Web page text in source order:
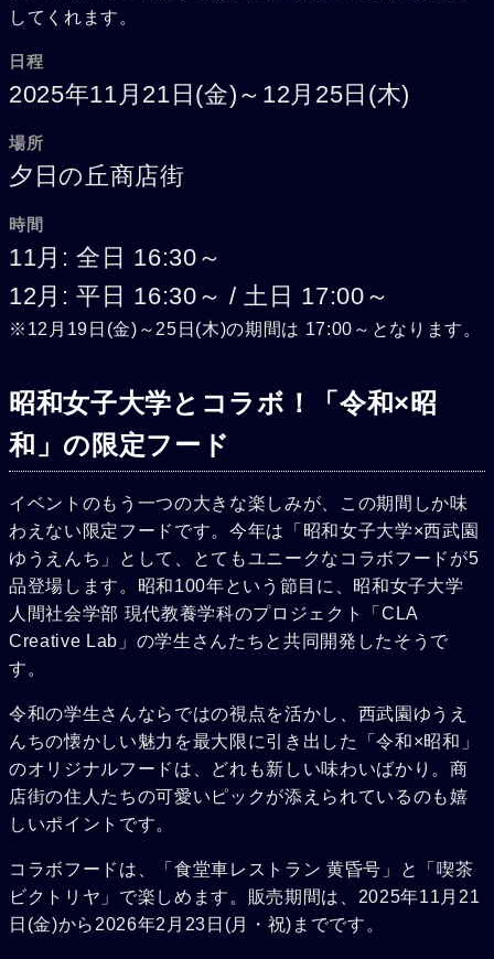
してくれます。
日程
2025年11月21日(金)～12月25日(木)
場所
夕日の丘商店街
時間
11月: 全日 16:30～
12月: 平日 16:30～ / 土日 17:00～
※12月19日(金)～25日(木)の期間は 17:00～となります。
昭和女子大学とコラボ！「令和×昭
和」の限定フード
イベントのもう一つの大きな楽しみが、この期間しか味
わえない限定フードです。今年は「昭和女子大学×西武園
ゆうえんち」として、とてもユニークなコラボフードが5
品登場します。昭和100年という節目に、昭和女子大学
人間社会学部 現代教養学科のプロジェクト「CLA
Creative Lab」の学生さんたちと共同開発したそうで
す。
令和の学生さんならではの視点を活かし、西武園ゆうえ
んちの懐かしい魅力を最大限に引き出した「令和×昭和」
のオリジナルフードは、どれも新しい味わいばかり。商
店街の住人たちの可愛いピックが添えられているのも嬉
しいポイントです。
コラボフードは、「食堂車レストラン 黄昏号」と「喫茶
ビクトリヤ」で楽しめます。販売期間は、2025年11月21
日(金)から2026年2月23日(月・祝)までです。